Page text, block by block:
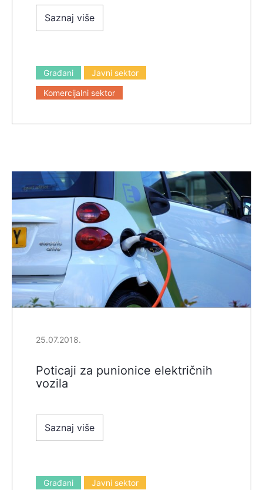
Saznaj više
Građani
Javni sektor
Komercijalni sektor
25.07.2018.
Poticaji za punionice električnih
vozila
Saznaj više
Građani
Javni sektor